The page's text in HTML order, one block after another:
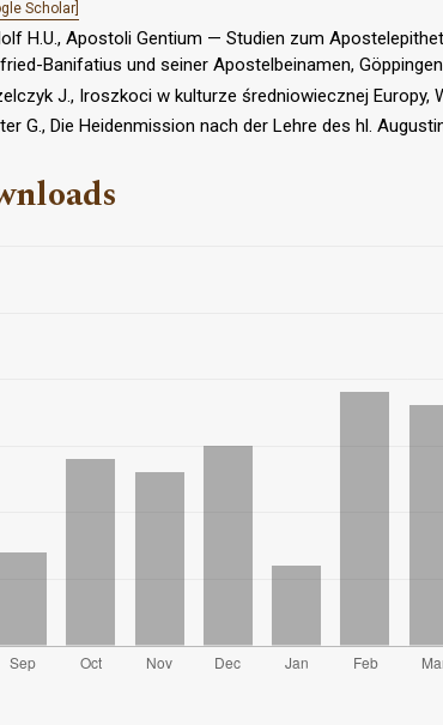
Scholar]
H.U., Apostoli Gentium — Studien zum
Banifatius und seiner Apostelbeinamen,
J., Iroszkoci w kulturze średniowiecznej Europy,
G., Die Heidenmission nach der Lehre des hl.